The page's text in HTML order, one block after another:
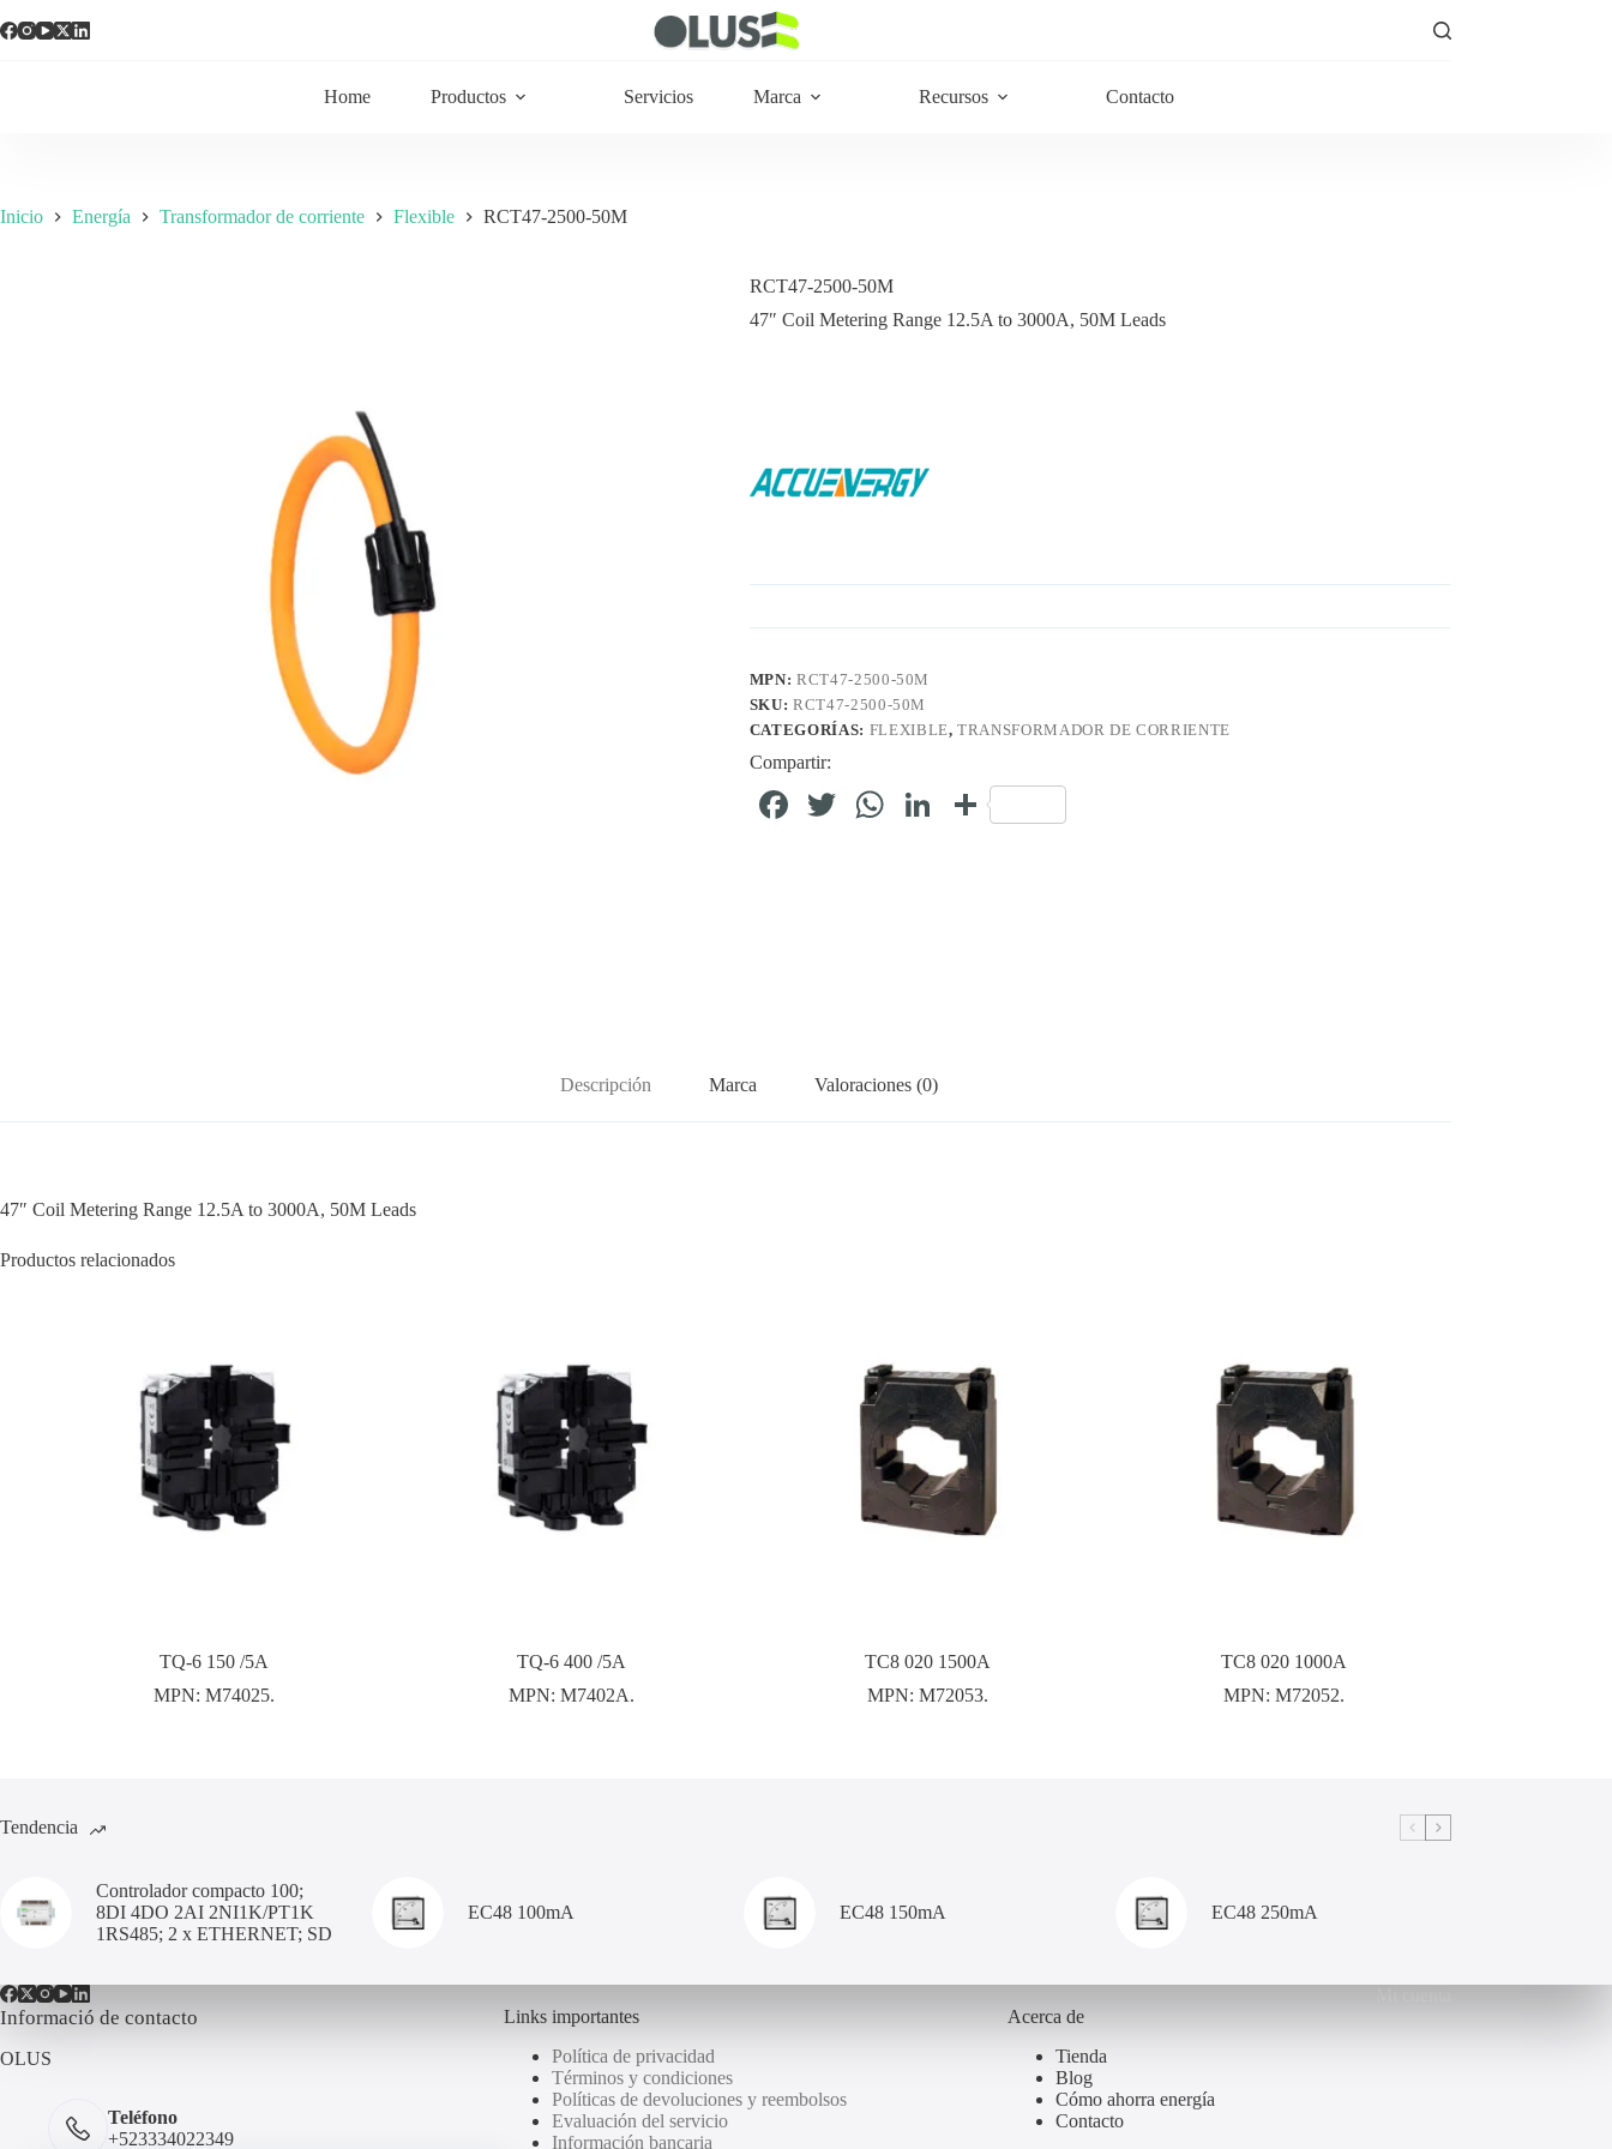
Home Productos Servicios Marca Recursos Contacto
Inicio Energía Transformador de corriente Flexible RCT47-2500-50M
RCT47-2500-50M
47″ Coil Metering Range 12.5A to 3000A, 50M Leads
MPN:RCT47-2500-50M
SKU:RCT47-2500-50M
CATEGORÍAS: FLEXIBLE,TRANSFORMADOR DE CORRIENTE
Compartir:
Fa T
W
Li C
Descripción Marca Valoraciones (0)
47″ Coil Metering Range 12.5A to 3000A, 50M Leads
Productos relacionados
TQ-6 150 /5A
MPN:M74025.
TQ-6 400 /5A
MPN: M7402A.
TC8 020 1500A
MPN: M72053.
TC8 020 1000A
MPN:M72052.
Tendencia
Controlador compacto 100;
8DI 4DO 2AI 2NI1K/PT1K
1RS485; 2 x ETHERNET; SD
EC48 100mA EC48 150mA EC48 250mA
Informació de contacto
OLUS
Teléfono
+523334022349
Links importantes
Política de privacidad
Términos y condiciones
Políticas de devoluciones y reembolsos
Evaluación del servicio
Información bancaria
Acerca de
Tienda
Blog
Cómo ahorra energía
Contacto